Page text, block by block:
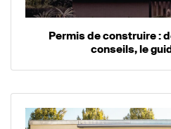
Permis de construire :
conseils, le